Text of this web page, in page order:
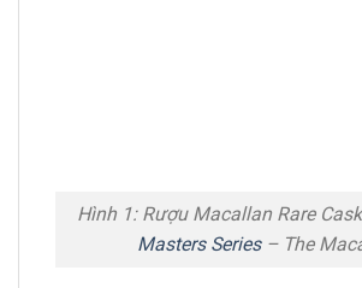
Hình 1: Rượu Macallan Rare
Masters Series– The